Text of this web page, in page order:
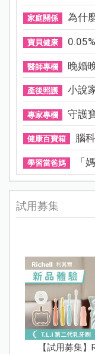
家庭關係 為什
寶貝健康
醫師專欄 晚婚
產後照護 小說
專家專欄 守護
健康百寶箱 腦
學習當爸媽 「
試用募集
【試用募集